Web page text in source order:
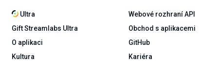
Ultra
Gift Streamlabs Ultra
O aplikaci
Kultura
Webové rozhraní API
Obchod s aplikacemi
GitHub
Kariéra